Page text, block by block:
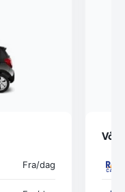
Fra/dag